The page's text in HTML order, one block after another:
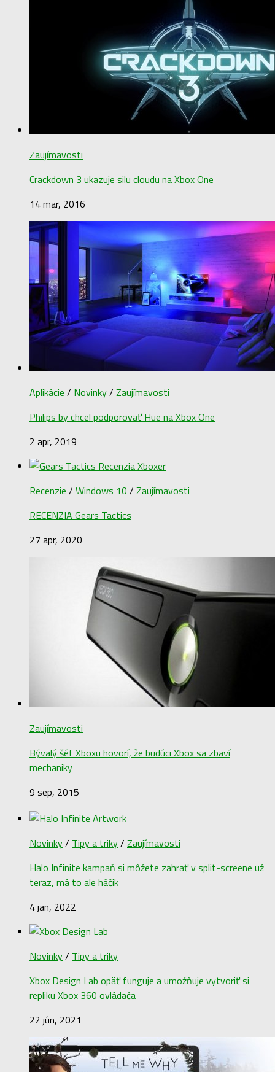
Zaujímavosti
Crackdown 3 ukazuje silu cloudu na Xbox One
14 mar, 2016
Aplikácie / Novinky/ Zaujímavosti
Philips by chcel podporovať Hue na Xbox One
2 apr, 2019
Recenzie / Windows 10 / Zaujímavosti
RECENZIA Gears Tactics
27 apr, 2020
Zaujímavosti
Bývalý šéf Xboxu hovorí, že budúci Xbox sa zbaví
mechaniky
9 sep, 2015
Novinky/ Tipy a triky/ Zaujímavosti
Halo Infinite kampaň si môžete zahrať v split-screene už
teraz, má to ale háčik
4 jan, 2022
Novinky/ Tipy a triky
Xbox Design Lab opäť funguje a umožňuje vytvoriť si
repliku Xbox 360 ovládača
22 jún, 2021